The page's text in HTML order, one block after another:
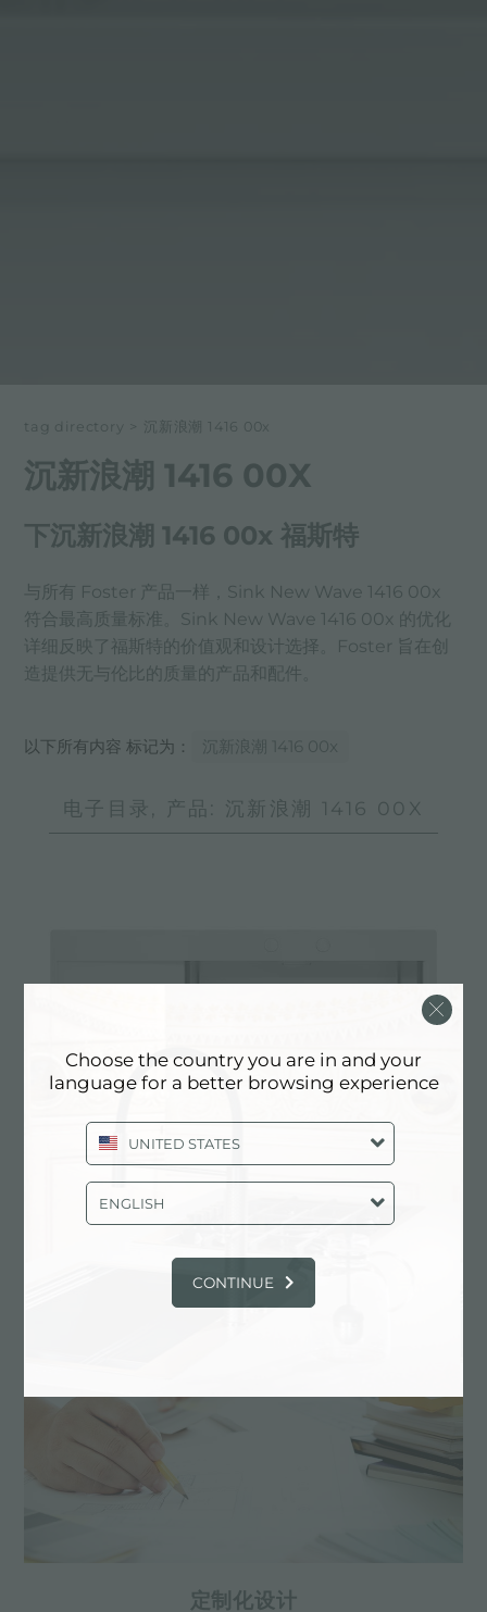
tag directory > 沉新浪潮 1416 00x
沉新浪潮 1416 00X
下沉新浪潮 1416 00x 福斯特
与所有 Foster 产品一样，Sink New Wave 1416 00x
符合最高质量标准。Sink New Wave 1416 00x 的优化
详细反映了福斯特的价值观和设计选择。Foster 旨在创
造提供无与伦比的质量的产品和配件。
以下所有内容 标记为： 沉新浪潮 1416 00x
电子目录, 产品: 沉新浪潮 1416 00X
水槽 New Wave
主要服务中心
定制化设计
Choose the country you are in and your
language for a better browsing experience
UNITED STATES
ENGLISH
CONTINUE